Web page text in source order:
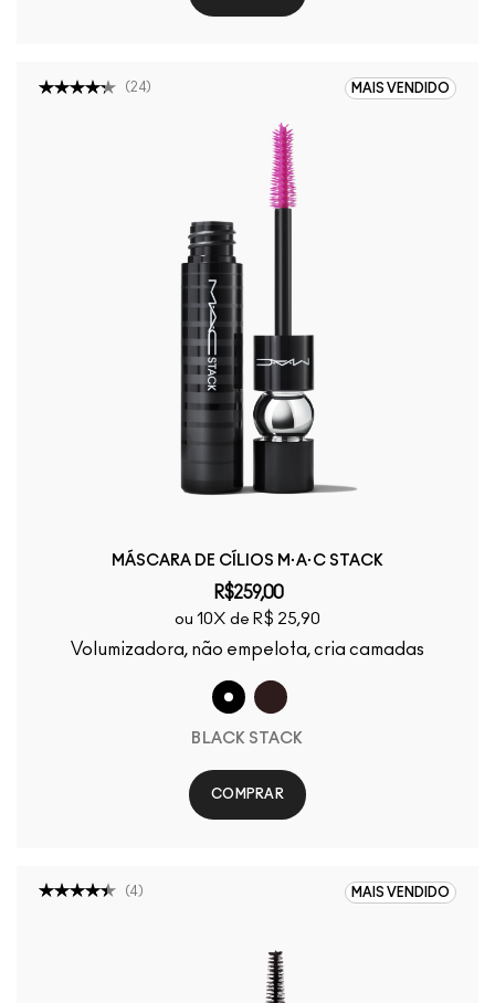
MAIS VENDIDO
( 24)
MÁSCARA DE CÍLIOS M·A·C STACK
R$259,00
ou 10X de R$ 25,90
Volumizadora, não empelota, cria camadas
BLACK STACK
COMPRAR
MAIS VENDIDO
(4)